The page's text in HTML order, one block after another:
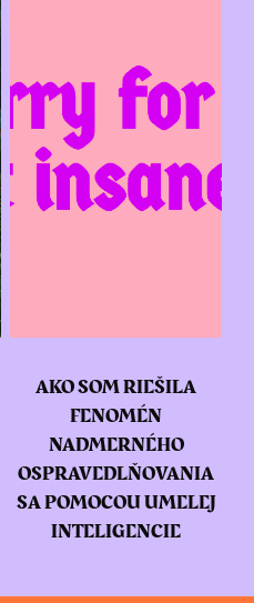
AKO SOM RIEŠILA
FENOMÉN
NADMERNÉHO
OSPRAVEDLŇOVANIA
SA POMOCOU UMELEJ
INTELIGENCIE